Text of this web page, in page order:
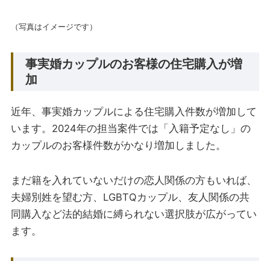
（写真はイメージです）
事実婚カップルのお客様の住宅購入が増
加
近年、事実婚カップルによる住宅購入件数が増加して
います。2024年の担当案件では「入籍予定なし」の
カップルのお客様件数がかなり増加しました。
まだ籍を入れていないだけの恋人関係の方もいれば、
夫婦別姓を望む方、LGBTQカップル、友人関係の共
同購入など法的結婚に縛られない選択肢が広がってい
ます。